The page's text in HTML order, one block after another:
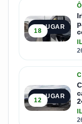
2º LUGAR
18
3º LUGAR
12